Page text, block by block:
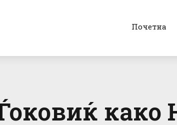
Почетна
како